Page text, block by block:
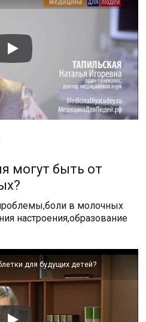
могут быть от
в молочных
настроения,образование
для будущих детей?